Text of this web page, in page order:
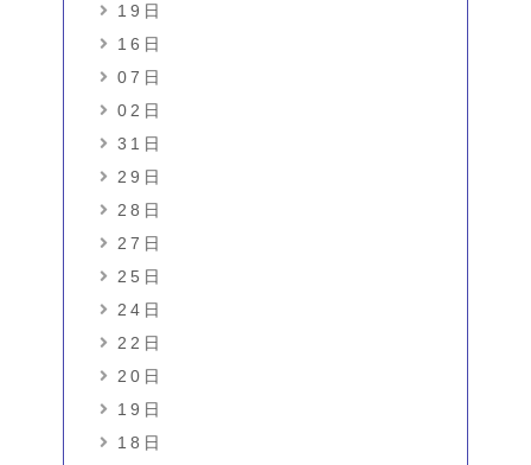
19日
16日
07日
02日
31日
29日
28日
27日
25日
24日
22日
20日
19日
18日